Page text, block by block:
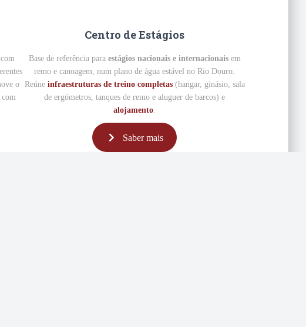
o
com
Centro de Estágios
Base de referência para estágios nacionais e internacionaisem
remo e canoagem, num plano de água estável no Rio Douro.
Reúne infraestruturas de treino completas(hangar, ginásio, sala
de ergómetros, tanques de remo e aluguer de barcos) e
alojamento.
Saber mais